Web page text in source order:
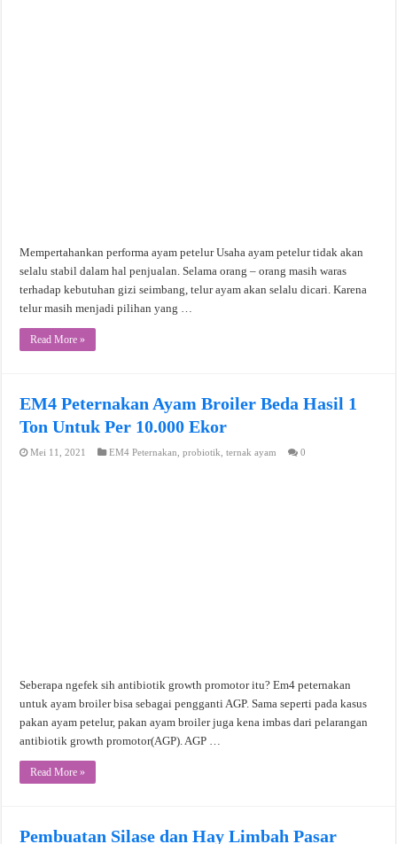
Mempertahankan performa ayam petelur Usaha ayam petelur tidak akan
selalu stabil dalam hal penjualan. Selama orang – orang masih waras
terhadap kebutuhan gizi seimbang, telur ayam akan selalu dicari. Karena
telur masih menjadi pilihan yang …
Read More »
EM4 Peternakan Ayam Broiler Beda Hasil 1
Ton Untuk Per 10.000 Ekor
Mei 11, 2021 EM4 Peternakan ,probiotik ,ternak ayam 0
Seberapa ngefek sih antibiotik growth promotor itu? Em4 peternakan
untuk ayam broiler bisa sebagai pengganti AGP. Sama seperti pada kasus
pakan ayam petelur, pakan ayam broiler juga kena imbas dari pelarangan
antibiotik growth promotor(AGP). AGP …
Read More »
Pembuatan Silase dan Hay Limbah Pasar